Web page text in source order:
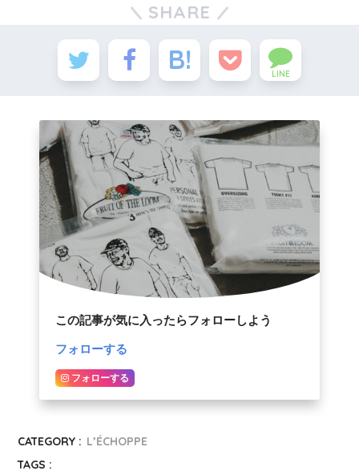
SHARE
LINE
この記事が気に入ったらフォローしよう
フォローする
フォローする
CATEGORY : L’ÉCHOPPE
TAGS :